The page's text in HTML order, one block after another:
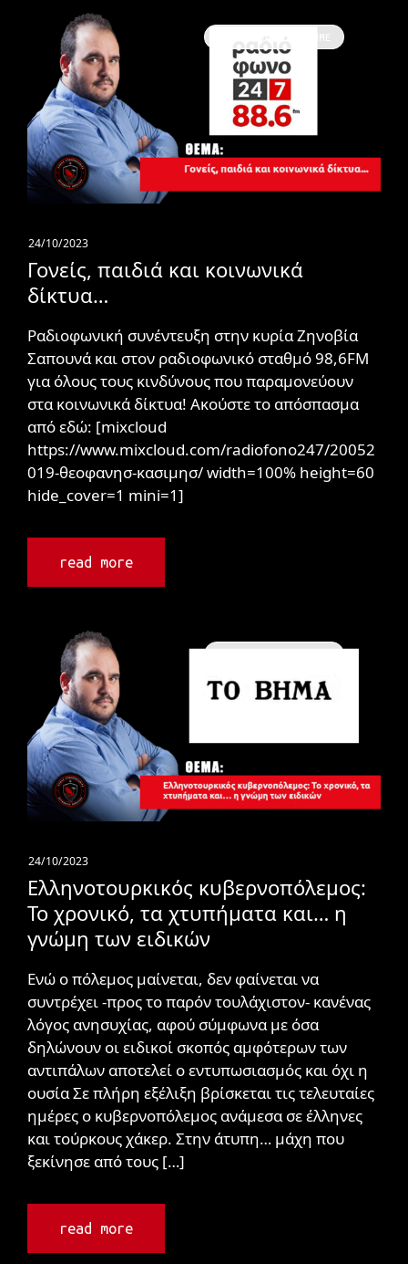
Συνεντεύξεις / ΜΜΕ
24/10/2023
Γονείς, παιδιά και κοινωνικά
δίκτυα…
Ραδιοφωνική συνέντευξη στην κυρία Ζηνοβία
Σαπουνά και στον ραδιοφωνικό σταθμό 98,6FM
για όλους τους κινδύνους που παραμονεύουν
στα κοινωνικά δίκτυα! Ακούστε το απόσπασμα
από εδώ: [mixcloud
https://www.mixcloud.com/radiofono247/20052
019-θεοφανησ-κασιμησ/ width=100% height=60
hide_cover=1 mini=1]
read more
24/10/2023
Ελληνοτουρκικός κυβερνοπόλεμος:
Το χρονικό, τα χτυπήματα και… η
γνώμη των ειδικών
Ενώ ο πόλεμος μαίνεται, δεν φαίνεται να
συντρέχει -προς το παρόν τουλάχιστον- κανένας
λόγος ανησυχίας, αφού σύμφωνα με όσα
δηλώνουν οι ειδικοί σκοπός αμφότερων των
αντιπάλων αποτελεί ο εντυπωσιασμός και όχι η
ουσία Σε πλήρη εξέλιξη βρίσκεται τις τελευταίες
ημέρες ο κυβερνοπόλεμος ανάμεσα σε έλληνες
και τούρκους χάκερ. Στην άτυπη… μάχη που
ξεκίνησε από τους […]
read more